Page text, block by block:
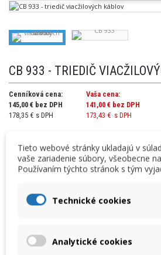
CB 933 - TRIEDIČ
Cenníková cena:
145,00 € bez DPH
178,35 € s DPH
Vaša cena:
141,00 € bez DPH
173,43 € s DPH
Výrobca: Lutron,
CB933, triedič viacžilových káblov - 16 vodičov,
Množstvo
VLOŽIŤ DO KOŠÍKA
Tieto webové stránky ukladajú v
vaše zariadenie súbory, všeobecne
Používaním týchto stránok s tým
Technické cookies
Analytické cookies